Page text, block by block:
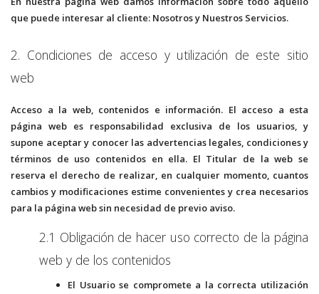
que puede interesar al cliente: Nosotros y Nuestros Servicios.
2. Condiciones de acceso y utilización de este sitio
web
Acceso a la web, contenidos e información. El acceso a esta
página web es responsabilidad exclusiva de los usuarios, y
supone aceptar y conocer las advertencias legales, condiciones y
términos de uso contenidos en ella. El Titular de la web se
reserva el derecho de realizar, en cualquier momento, cuantos
cambios y modificaciones estime convenientes y crea necesarios
para la página web sin necesidad de previo aviso.
2.1 Obligación de hacer uso correcto de la página
web y de los contenidos
El Usuario se compromete a la correcta utilización